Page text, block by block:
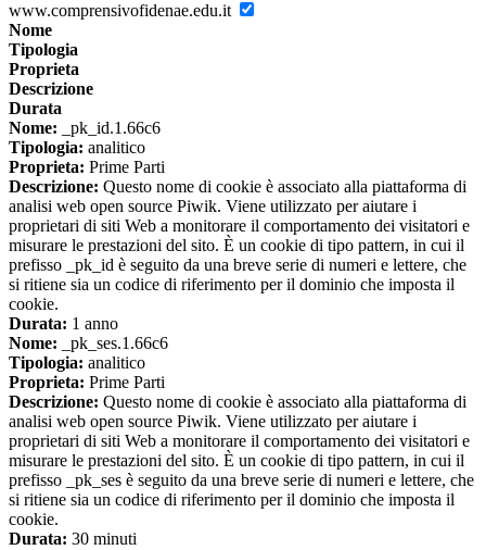
www.comprensivofidenae.edu.it
Nome
Tipologia
Proprieta
Descrizione
Durata
Nome: _pk_id.1.66c6
Tipologia: analitico
Proprieta: Prime Parti
Descrizione: Questo nome di cookie è associato alla piattaforma di
analisi web open source Piwik. Viene utilizzato per aiutare i
proprietari di siti Web a monitorare il comportamento dei visitatori e
misurare le prestazioni del sito. È un cookie di tipo pattern, in cui il
prefisso _pk_id è seguito da una breve serie di numeri e lettere, che
si ritiene sia un codice di riferimento per il dominio che imposta il
cookie.
Durata: 1 anno
Nome: _pk_ses.1.66c6
Tipologia: analitico
Proprieta: Prime Parti
Descrizione: Questo nome di cookie è associato alla piattaforma di
analisi web open source Piwik. Viene utilizzato per aiutare i
proprietari di siti Web a monitorare il comportamento dei visitatori e
misurare le prestazioni del sito. È un cookie di tipo pattern, in cui il
prefisso _pk_ses è seguito da una breve serie di numeri e lettere, che
si ritiene sia un codice di riferimento per il dominio che imposta il
cookie.
Durata: 30 minuti